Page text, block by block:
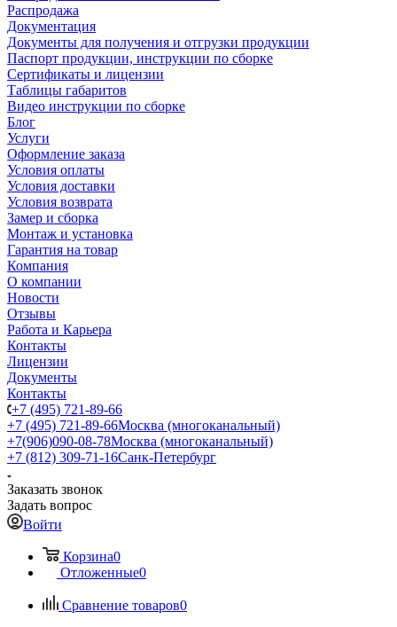
Распродажа
Документация
Документы для получения и отгрузки продукции
Паспорт продукции, инструкции по сборке
Сертификаты и лицензии
Таблицы габаритов
Видео инструкции по сборке
Блог
Услуги
Оформление заказа
Условия оплаты
Условия доставки
Условия возврата
Замер и сборка
Монтаж и установка
Гарантия на товар
Компания
О компании
Новости
Отзывы
Работа и Карьера
Контакты
Лицензии
Документы
Контакты
+7 (495) 721-89-66
+7 (495) 721-89-66Москва (многоканальный)
+7(906)090-08-78Москва (многоканальный)
+7 (812) 309-71-16Санк-Петербург
Заказать звонок
Задать вопрос
Войти
Корзина0
Отложенные0
Сравнение товаров0